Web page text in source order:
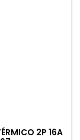
2P 16A